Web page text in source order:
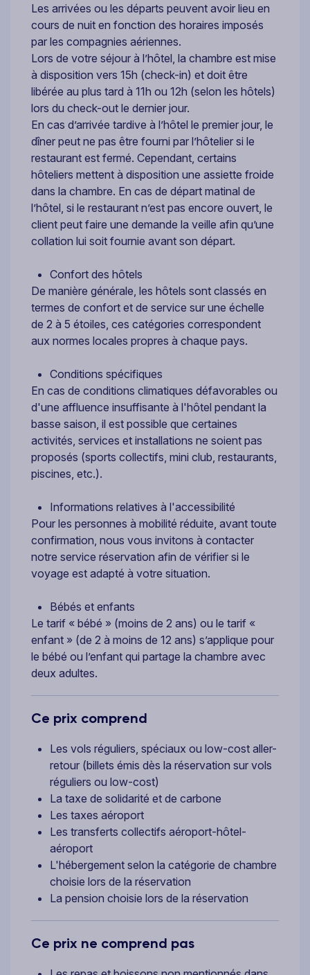
Les arrivées ou les départs peuvent avoir lieu en
cours de nuit en fonction des horaires imposés
par les compagnies aériennes.
Lors de votre séjour à l’hôtel, la chambre est mise
à disposition vers 15h (check-in) et doit être
libérée au plus tard à 11h ou 12h (selon les hôtels)
lors du check-out le dernier jour.
En cas d’arrivée tardive à l’hôtel le premier jour, le
dîner peut ne pas être fourni par l’hôtelier si le
restaurant est fermé. Cependant, certains
hôteliers mettent à disposition une assiette froide
dans la chambre. En cas de départ matinal de
l’hôtel, si le restaurant n’est pas encore ouvert, le
client peut faire une demande la veille afin qu’une
collation lui soit fournie avant son départ.
Confort des hôtels
De manière générale, les hôtels sont classés en
termes de confort et de service sur une échelle
de 2 à 5 étoiles, ces catégories correspondent
aux normes locales propres à chaque pays.
Conditions spécifiques
En cas de conditions climatiques défavorables ou
d'une affluence insuffisante à l'hôtel pendant la
basse saison, il est possible que certaines
activités, services et installations ne soient pas
proposés (sports collectifs, mini club, restaurants,
piscines, etc.).
Informations relatives à l'accessibilité
Pour les personnes à mobilité réduite, avant toute
confirmation, nous vous invitons à contacter
notre service réservation afin de vérifier si le
voyage est adapté à votre situation.
Bébés et enfants
Le tarif « bébé » (moins de 2 ans) ou le tarif «
enfant » (de 2 à moins de 12 ans) s’applique pour
le bébé ou l’enfant qui partage la chambre avec
deux adultes.
Ce prix comprend
Les vols réguliers, spéciaux ou low-cost aller-
retour (billets émis dès la réservation sur vols
réguliers ou low-cost)
La taxe de solidarité et de carbone
Les taxes aéroport
Les transferts collectifs aéroport-hôtel-
aéroport
L'hébergement selon la catégorie de chambre
choisie lors de la réservation
La pension choisie lors de la réservation
Ce prix ne comprend pas